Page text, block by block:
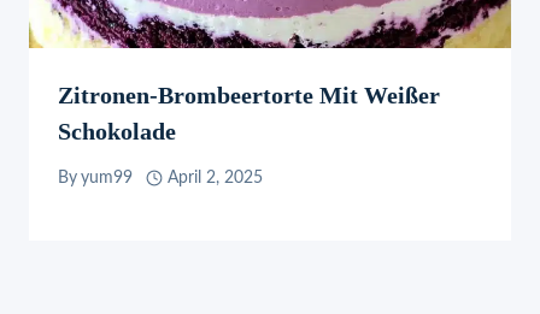
Zitronen-Brombeertorte Mit Weißer
Schokolade
By yum99 April 2, 2025